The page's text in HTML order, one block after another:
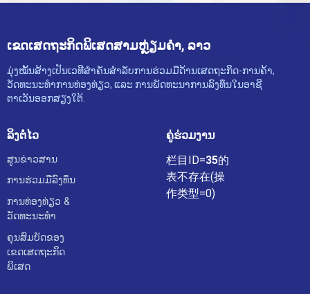
ເຂດເສດຖະກິດພິເສດສາມຫຼ່ຽມຄຳ, ລາວ
ມຸ່ງໝັ້ນສ້າງເປັນເວທີສຳຄັນສຳລັບການຮ່ວມມືດ້ານເສດຖະກິດ-ການຄ້າ,
ວັດທະນະທຳການທ່ອງທ່ຽວ, ແລະ ການພັດທະນາການລົງທຶນໃນອາຊີ
ຕາເວັນອອກສຽງໃຕ້.
ລິງຕໍ່ໄວ
ສູນຂ່າວສານ
ການຮ່ວມມືລົງທຶນ
ການທ່ອງທ່ຽວ &
ວັດທະນະທຳ
ຄຸນສົມບັດຂອງ
ເຂດເສດຖະກິດ
ພິເສດ
ຄູ່ຮ່ວມງານ
栏目ID=35的
表不存在(操
作类型=0)